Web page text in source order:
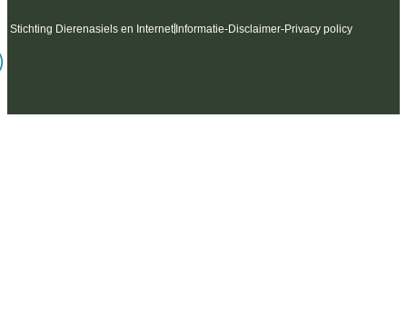
Stichting Dierenasiels en Internet Informatie-Disclaimer-Privacy policy